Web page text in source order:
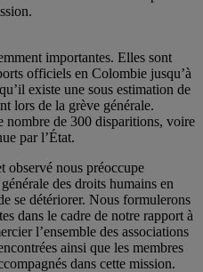
importantes. Elles sont
officiels en Colombie jusqu’à
existe une sous estimation de
lors de la grève générale.
nombre de 300 disparitions, voire
par l’État.
observé nous préoccupe
des droits humains en
se détériorer. Nous formulerons
dans le cadre de notre rapport à
l’ensemble des associations
ainsi que les membres
dans cette mission.